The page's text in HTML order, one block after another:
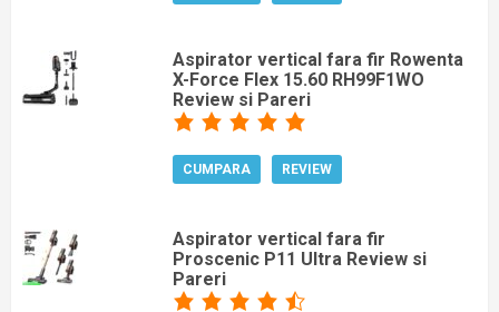
Aspirator vertical fara fir Rowenta
X-Force Flex 15.60 RH99F1WO
Review si Pareri
CUMPARA REVIEW
Aspirator vertical fara fir
Proscenic P11 Ultra Review si
Pareri